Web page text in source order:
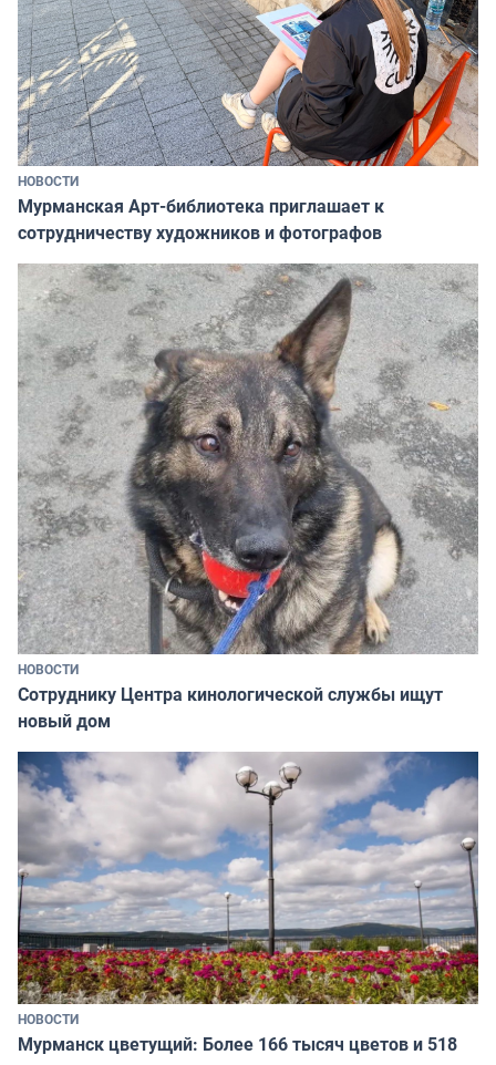
НОВОСТИ
Мурманская Арт-библиотека приглашает к
сотрудничеству художников и фотографов
НОВОСТИ
Сотруднику Центра кинологической службы ищут
новый дом
НОВОСТИ
Мурманск цветущий: Более 166 тысяч цветов и 518